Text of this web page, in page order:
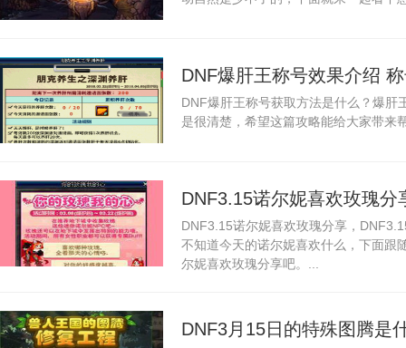
DNF爆肝王称号效果介绍
DNF爆肝王称号获取方法是什么？爆肝
是很清楚，希望这篇攻略能给大家带来
DNF3.15诺尔妮喜欢玫瑰
瑰
DNF3.15诺尔妮喜欢玫瑰分享，
不知道今天的诺尔妮喜欢什么，下面跟
尔妮喜欢玫瑰分享吧。...
DNF3月15日的特殊图腾是